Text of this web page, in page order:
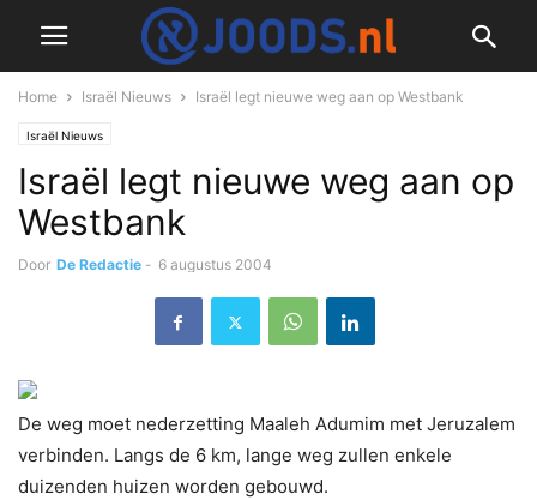
Home Israël Nieuws Israël legt nieuwe weg aan op Westbank
Israël Nieuws
Israël legt nieuwe weg aan op
Westbank
Door De Redactie - 6 augustus 2004
De weg moet nederzetting Maaleh Adumim met Jeruzalem
verbinden. Langs de 6 km, lange weg zullen enkele
duizenden huizen worden gebouwd.